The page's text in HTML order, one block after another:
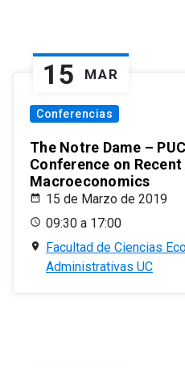
15 MAR
Conferencias
The Notre Dame –
Conference on
Macroeconomics
15 de Marzo de 2019
09:30 a 17:00
Facultad de Ciencias
Administrativas UC